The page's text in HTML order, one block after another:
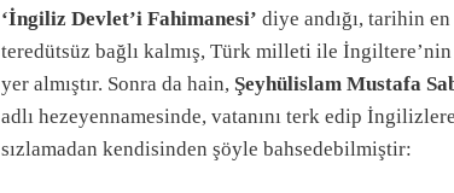
‘İngiliz Devlet’i Fahimanesi’ diye andığı, tarihin
teredütsüz bağlı kalmış, Türk milleti ile
yer almıştır. Sonra da hain, Şeyhülislam Mustafa
adlı hezeyennamesinde, vatanını terk edip
sızlamadan kendisinden şöyle bahsedebilmiştir: